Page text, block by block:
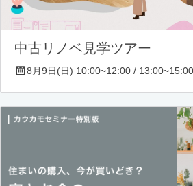
中古リノベ見学ツアー
8月9日(日) 10:00~12:00 /